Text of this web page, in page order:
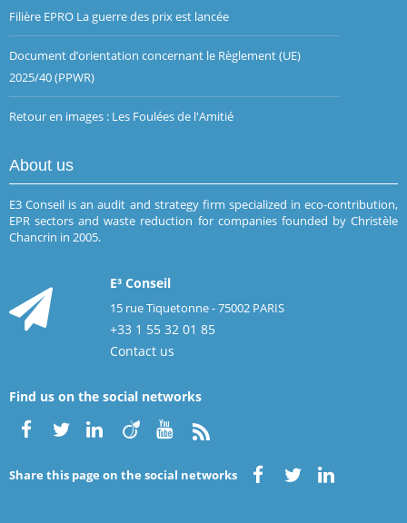
Filière EPRO La guerre des prix est lancée
Document d’orientation concernant le Règlement (UE)
2025/40 (PPWR)
Retour en images : Les Foulées de l'Amitié
About us
E3 Conseil is an audit and strategy firm specialized in eco-contribution,
EPR sectors and waste reduction for companies founded by Christèle
Chancrin in 2005.
E³ Conseil
15 rue Tiquetonne - 75002 PARIS
+33 1 55 32 01 85
Contact us
Find us on the social networks
Share this page on the social networks